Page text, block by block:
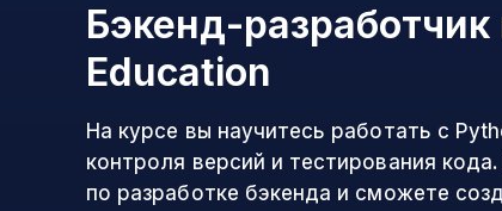
Бэкенд-
Education
На курсе вы научитесь работать с
контроля версий и тестирования
по разработке бэкенда и сможете